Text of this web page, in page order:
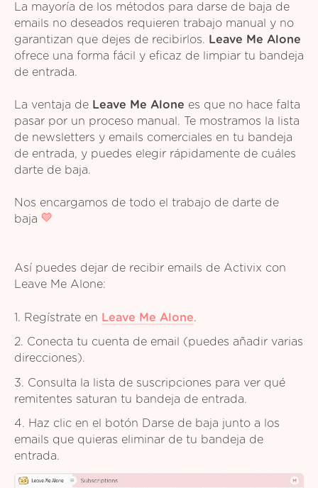
La mayoría de los métodos para darse de baja de
emails no deseados requieren trabajo manual y no
garantizan que dejes de recibirlos.
Leave Me Alone
ofrece una forma fácil y eficaz de limpiar tu bandeja
de entrada.
La ventaja de Leave Me Alone es que no hace falta
pasar por un proceso manual. Te mostramos la lista
de newsletters y emails comerciales en tu bandeja
de entrada, y puedes elegir rápidamente de cuáles
darte de baja.
Nos encargamos de todo el trabajo de darte de
baja
Así puedes dejar de recibir emails de Activix con
Leave Me Alone:
1. Regístrate en Leave Me Alone.
2. Conecta tu cuenta de email (puedes añadir varias
direcciones).
3. Consulta la lista de suscripciones para ver qué
remitentes saturan tu bandeja de entrada.
4. Haz clic en el botón Darse de baja junto a los
emails que quieras eliminar de tu bandeja de
entrada.